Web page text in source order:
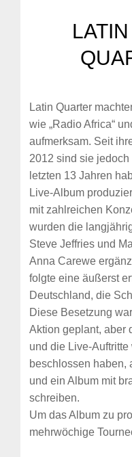
Latin Quarter
wie „Radio Africa“
aufmerksam. Seit
2012 sind sie
letzten 13 Jahren
Live-Album
mit zahlreichen
wurden die
Steve Jeffries und
Anna Carewe
folgte eine äußerst
Deutschland, die
Diese Besetzung
Aktion geplant, aber
und die Live-
beschlossen haben,
und ein Album mit
schreiben.
Um das Album zu
mehrwöchige